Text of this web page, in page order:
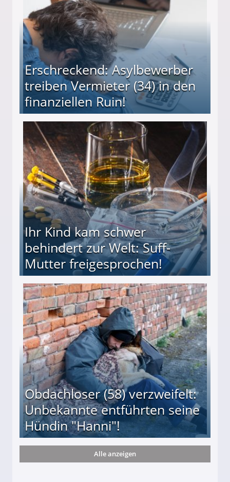
Erschreckend: Asylbewerber
treiben Vermieter (34) in den
finanziellen Ruin!
(34) in den finanziellen Ruin!
Ihr Kind kam schwer
behindert zur Welt: Suff-
Mutter freigesprochen!
Mutter freigesprochen!
Obdachloser (58) verzweifelt:
Unbekannte entführten seine
Hündin "Hanni"!
entführten seine Hündin "Hanni"!
Alle anzeigen